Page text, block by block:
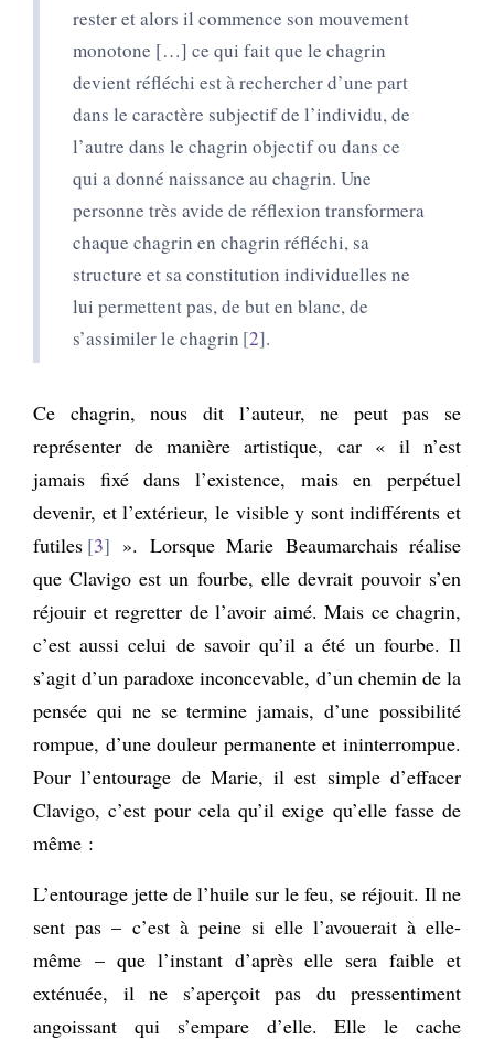
rester et alors il commence son mouvement
monotone […] ce qui fait que le chagrin
devient réfléchi est à rechercher d’une part
dans le caractère subjectif de l’individu, de
l’autre dans le chagrin objectif ou dans ce
qui a donné naissance au chagrin. Une
personne très avide de réflexion transformera
chaque chagrin en chagrin réfléchi, sa
structure et sa constitution individuelles ne
lui permettent pas, de but en blanc, de
s’assimiler le chagrin 2 .
Ce chagrin, nous dit l’auteur, ne peut pas se
représenter de manière artistique, car « il n’est
jamais fixé dans l’existence, mais en perpétuel
devenir, et l’extérieur, le visible y sont indifférents et
futiles 3
». Lorsque Marie Beaumarchais réalise
que Clavigo est un fourbe, elle devrait pouvoir s’en
réjouir et regretter de l’avoir aimé. Mais ce chagrin,
c’est aussi celui de savoir qu’il a été un fourbe. Il
s’agit d’un paradoxe inconcevable, d’un chemin de la
pensée qui ne se termine jamais, d’une possibilité
rompue, d’une douleur permanente et ininterrompue.
Pour l’entourage de Marie, il est simple d’effacer
Clavigo, c’est pour cela qu’il exige qu’elle fasse de
même :
L’entourage jette de l’huile sur le feu, se réjouit. Il ne
sent pas – c’est à peine si elle l’avouerait à elle-
même – que l’instant d’après elle sera faible et
exténuée, il ne s’aperçoit pas du pressentiment
angoissant qui s’empare d’elle. Elle le cache